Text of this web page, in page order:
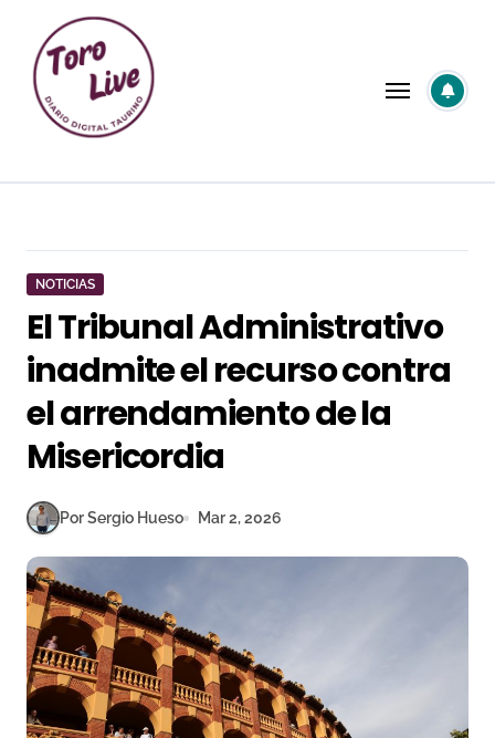
contenido
NOTICIAS
El Tribunal Administrativo
inadmite el recurso contra
el arrendamiento de la
Misericordia
Por Sergio Hueso Mar 2, 2026